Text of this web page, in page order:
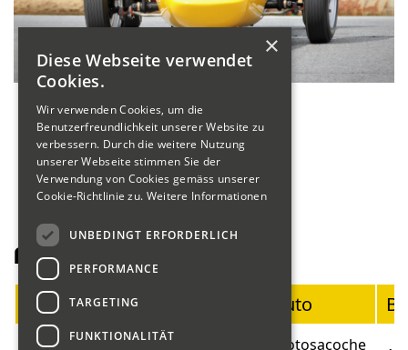
Fahrerliste Motorräder
Startnummer
Auto
Blumer
Motosacoche
×
Diese Webseite verwendet
Cookies.
Wir verwenden Cookies, um die
Benutzerfreundlichkeit unserer Website zu
verbessern. Durch die weitere Nutzung
unserer Webseite stimmen Sie der
Verwendung von Cookies gemäss unserer
Cookie-Richtlinie zu. Weitere Informationen
UNBEDINGT ERFORDERLICH
PERFORMANCE
TARGETING
FUNKTIONALITÄT